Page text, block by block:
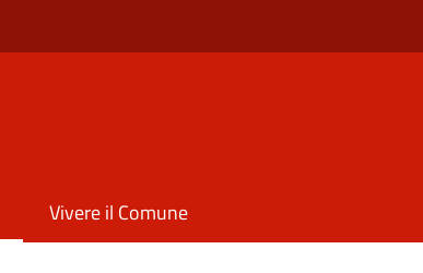
Vivere il Comune